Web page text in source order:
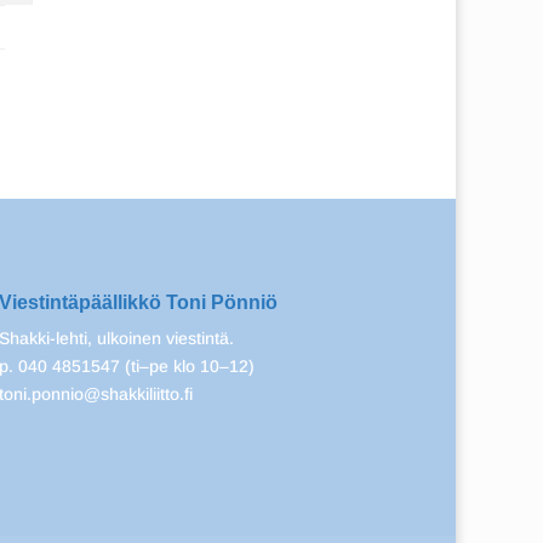
Viestintäpäällikkö Toni Pönniö
Shakki-lehti, ulkoinen viestintä.
p. 040 4851547 (ti–pe klo 10–12)
toni.ponnio@shakkiliitto.fi